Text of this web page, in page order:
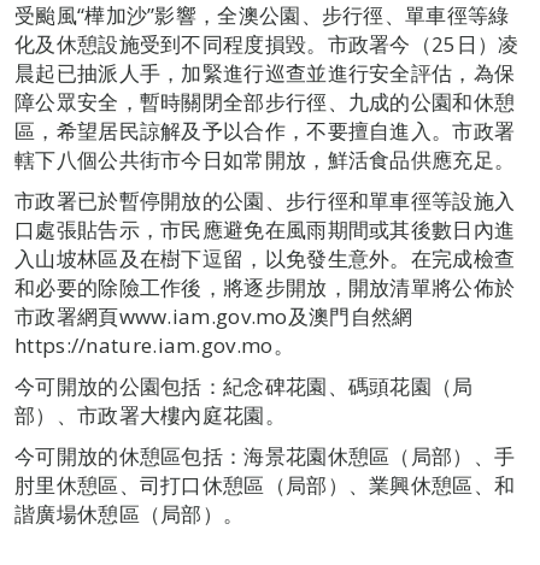
受颱風“樺加沙”影響，全澳公園、步行徑、單車徑等綠
化及休憩設施受到不同程度損毀。市政署今（25日）凌
晨起已抽派人手，加緊進行巡查並進行安全評估，為保
障公眾安全，暫時關閉全部步行徑、九成的公園和休憩
區，希望居民諒解及予以合作，不要擅自進入。市政署
轄下八個公共街市今日如常開放，鮮活食品供應充足。
市政署已於暫停開放的公園、步行徑和單車徑等設施入
口處張貼告示，市民應避免在風雨期間或其後數日內進
入山坡林區及在樹下逗留，以免發生意外。在完成檢查
和必要的除險工作後，將逐步開放，開放清單將公佈於
市政署網頁www.iam.gov.mo及澳門自然網
https://nature.iam.gov.mo。
今可開放的公園包括：紀念碑花園、碼頭花園（局
部）、市政署大樓內庭花園。
今可開放的休憩區包括：海景花園休憩區（局部）、手
肘里休憩區、司打口休憩區（局部）、業興休憩區、和
諧廣場休憩區（局部）。